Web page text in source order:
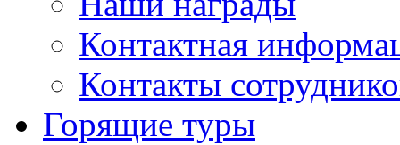
Контактная
Контакты
Горящие туры